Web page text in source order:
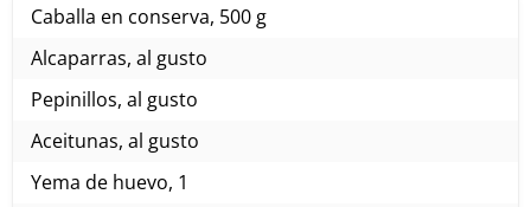
Caballa en conserva, 500 g
Alcaparras, al gusto
Pepinillos, al gusto
Aceitunas, al gusto
Yema de huevo, 1